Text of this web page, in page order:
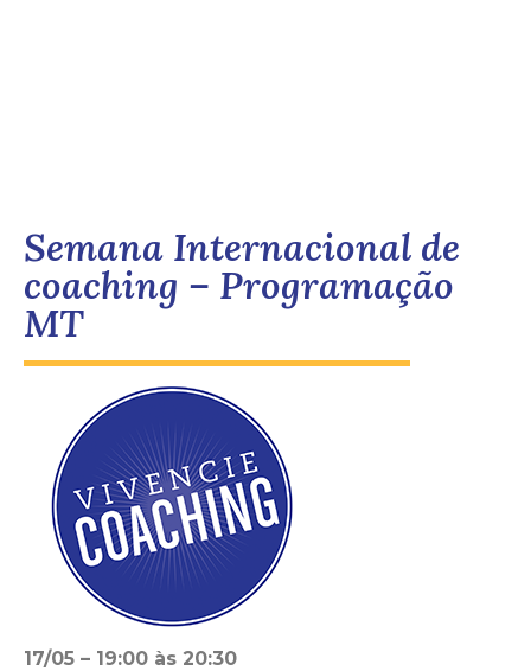
Semana Internacional de
coaching – Programação
MT
17/05 – 19:00 às 20:30